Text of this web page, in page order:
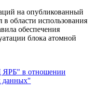
на опубликованный
области использования
обеспечения
блока атомной
в отношении
данных"